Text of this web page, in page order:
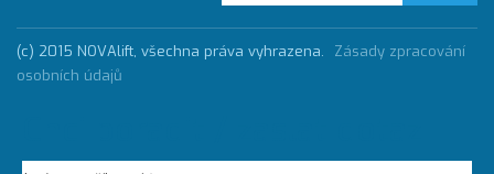
(c) 2015 NOVAlift, všechna práva vyhrazena.
Zásady zpracování
osobních údajů